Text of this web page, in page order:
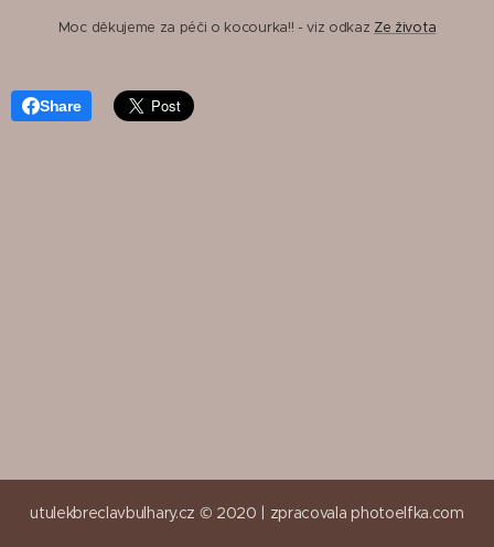
Moc děkujeme za péči o kocourka!! - viz odkaz Ze života
Share
utulekbreclavbulhary.cz © 2020 | zpracovala photoelfka.com